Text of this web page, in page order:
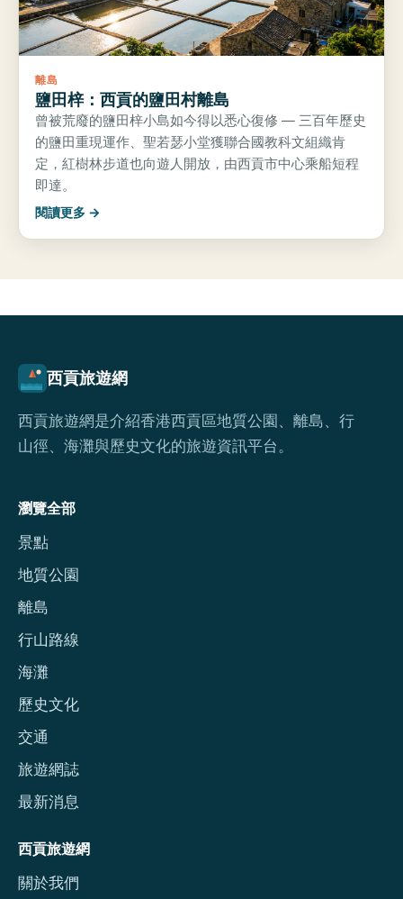
離島
鹽田梓：西貢的鹽田村離島
曾被荒廢的鹽田梓小島如今得以悉心復修 — 三百年歷史
的鹽田重現運作、聖若瑟小堂獲聯合國教科文組織肯
定，紅樹林步道也向遊人開放，由西貢市中心乘船短程
即達。
閱讀更多 →
西貢旅遊網
西貢旅遊網是介紹香港西貢區地質公園、離島、行
山徑、海灘與歷史文化的旅遊資訊平台。
瀏覽全部
景點
地質公園
離島
行山路線
海灘
歷史文化
交通
旅遊網誌
最新消息
西貢旅遊網
關於我們